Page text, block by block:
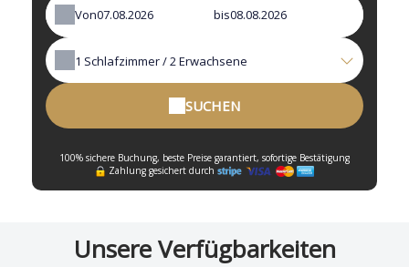
Von bis
1 Schlafzimmer /2Erwachsene
SUCHEN
100% sichere Buchung, beste Preise garantiert, sofortige Bestätigung
Zahlung gesichert durch
Unsere Verfügbarkeiten